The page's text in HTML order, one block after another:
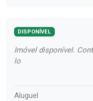
DISPONÍVEL
Imóvel disponível.
lo
Aluguel